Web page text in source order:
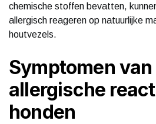
chemische stoffen bevatten,
allergisch reageren op natuurlijke
houtvezels.
Symptomen van
allergische
honden